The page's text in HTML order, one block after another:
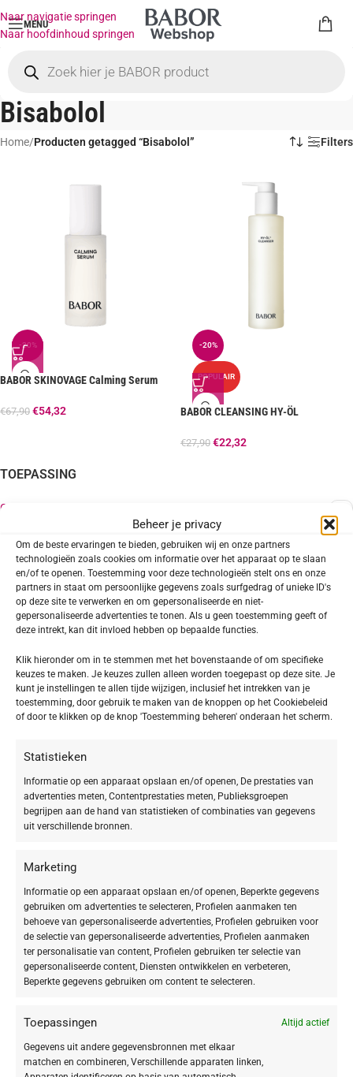
Beheer je privacy
Om de beste ervaringen te bieden, gebruiken wij en onze partners
technologieën zoals cookies om informatie over het apparaat op te slaan
en/of te openen. Toestemming voor deze technologieën stelt ons en onze
partners in staat om persoonlijke gegevens zoals surfgedrag of unieke ID's
op deze site te verwerken en om gepersonaliseerde en niet-
gepersonaliseerde advertenties te tonen. Als u geen toestemming geeft of
deze intrekt, kan dit invloed hebben op bepaalde functies.
Klik hieronder om in te stemmen met het bovenstaande of om specifieke
keuzes te maken. Je keuzes zullen alleen worden toegepast op deze site. Je
kunt je instellingen te allen tijde wijzigen, inclusief het intrekken van je
toestemming, door gebruik te maken van de knoppen op het Cookiebeleid
of door te klikken op de knop 'Toestemming beheren' onderaan het scherm.
Statistieken
Informatie op een apparaat opslaan en/of openen, De prestaties van
advertenties meten, Contentprestaties meten, Publieksgroepen
begrijpen aan de hand van statistieken of combinaties van gegevens
uit verschillende bronnen.
Marketing
Informatie op een apparaat opslaan en/of openen, Beperkte gegevens
gebruiken om advertenties te selecteren, Profielen aanmaken ten
behoeve van gepersonaliseerde advertenties, Profielen gebruiken voor
de selectie van gepersonaliseerde advertenties, Profielen aanmaken
ter personalisatie van content, Profielen gebruiken ter selectie van
gepersonaliseerde content, Diensten ontwikkelen en verbeteren,
Beperkte gegevens gebruiken om content te selecteren.
Toepassingen Altijd actief
Gegevens uit andere gegevensbronnen met elkaar
matchen en combineren, Verschillende apparaten linken,
Naar navigatie springen
Naar hoofdinhoud springen
MENU
Bisabolol
TOEPASSING
Gezicht
SOORT PRODUCT
Reiniging
Serum
HUIDTYPE
Droge huid
Gecombineerde huid
Gevoelige huid
Vette huid
Rijpe & veeleisende huid
VEGAN
Vegan
Home/Producten getagged “Bisabolol” Filters
-20%
BABOR SKINOVAGE Calming Serum
€67,90 €54,32
-20%
POPULAIR
BABOR CLEANSING HY-ÖL
€27,90 €22,32